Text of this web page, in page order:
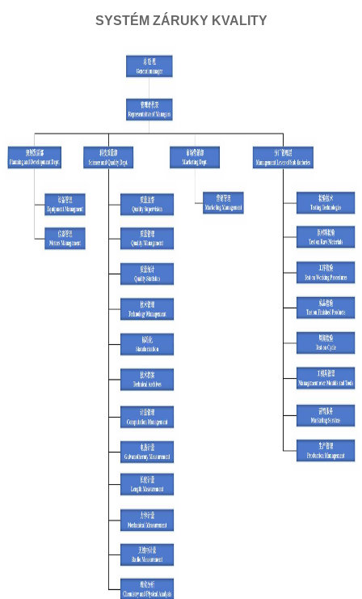
SYSTÉM ZÁRUKY KVALITY